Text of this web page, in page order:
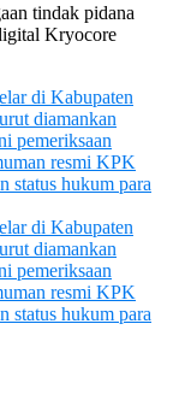
tindak pidana
Kryocore